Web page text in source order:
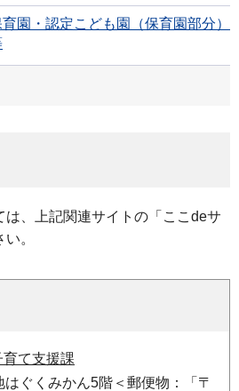
園・認定こども園（保育園部分）
、上記関連サイトの「ここdeサ
。
て支援課
ぐくみかん5階＜郵便物：「〒